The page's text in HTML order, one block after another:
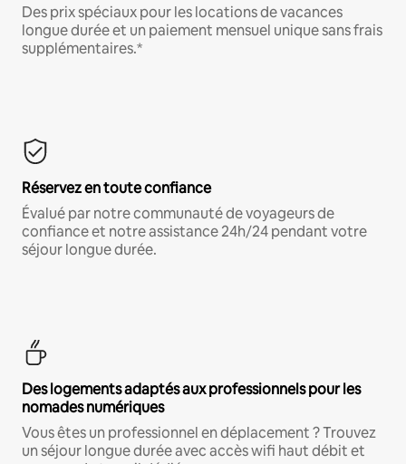
Des prix spéciaux pour les locations de vacances
longue durée et un paiement mensuel unique sans frais
supplémentaires.*
Réservez en toute confiance
Évalué par notre communauté de voyageurs de
confiance et notre assistance 24h/24 pendant votre
séjour longue durée.
Des logements adaptés aux professionnels pour les
nomades numériques
Vous êtes un professionnel en déplacement ? Trouvez
un séjour longue durée avec accès wifi haut débit et